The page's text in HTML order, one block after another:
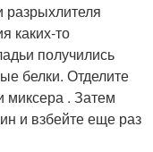
каких-то
получились
белки. Отделите
миксера . Затем
и взбейте еще раз